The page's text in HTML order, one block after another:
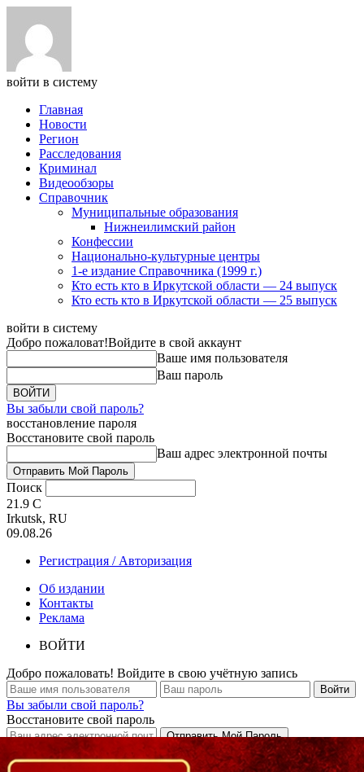
войти в систему
Главная
Новости
Регион
Расследования
Криминал
Видеообзоры
Справочник
Муниципальные образования
Нижнеилимский район
Конфессии
Национально-культурные центры
1-е издание Справочника (1999 г.)
Кто есть кто в Иркутской области — 24 выпуск
Кто есть кто в Иркутской области — 25 выпуск
войти в систему
Добро пожаловат!Войдите в свой аккаунт
Ваше имя пользователя
Ваш пароль
Вы забыли свой пароль?
восстановление пароля
Восстановите свой пароль
Ваш адрес электронной почты
Поиск
21.9 C
Irkutsk, RU
09.08.26
Регистрация / Авторизация
Об издании
Контакты
Реклама
ВОЙТИ
Добро пожаловать! Войдите в свою учётную запись
Вы забыли свой пароль?
Восстановите свой пароль
Кто есть кто в Байкальском регионе